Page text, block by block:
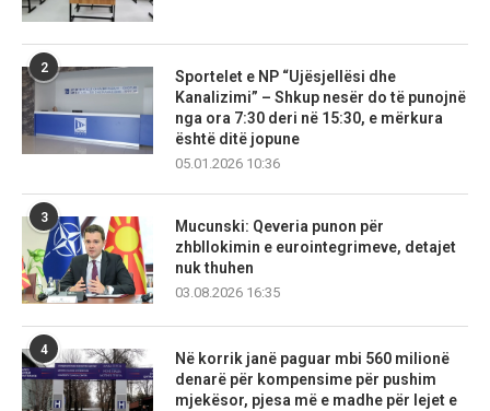
2
Sportelet e NP “Ujësjellësi dhe
Kanalizimi” – Shkup nesër do të punojnë
nga ora 7:30 deri në 15:30, e mërkura
është ditë jopune
05.01.2026 10:36
3
Mucunski: Qeveria punon për
zhbllokimin e eurointegrimeve, detajet
nuk thuhen
03.08.2026 16:35
4
Në korrik janë paguar mbi 560 milionë
denarë për kompensime për pushim
mjekësor, pjesa më e madhe për lejet e